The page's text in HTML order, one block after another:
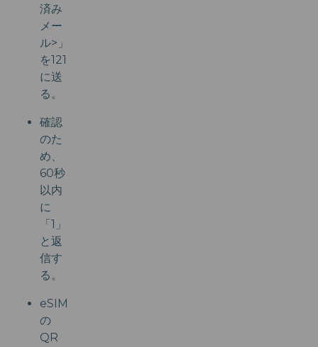
済み
メー
ル>」
を121
に送
る。
確認
のた
め、
60秒
以内
に
「1」
と返
信す
る。
eSIM
の
QR